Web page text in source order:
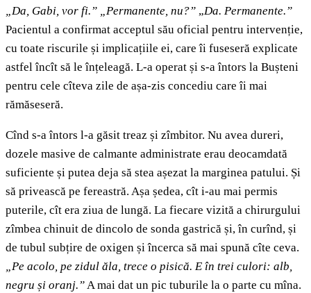
„Da, Gabi, vor fi.” „Permanente, nu?” „Da. Permanente.”
Pacientul a confirmat acceptul său oficial pentru intervenție,
cu toate riscurile și implicațiile ei, care îi fuseseră explicate
astfel încît să le înțeleagă. L-a operat și s-a întors la Bușteni
pentru cele cîteva zile de așa-zis concediu care îi mai
rămăseseră.
Cînd s-a întors l-a găsit treaz și zîmbitor. Nu avea dureri,
dozele masive de calmante administrate erau deocamdată
suficiente și putea deja să stea așezat la marginea patului. Și
să privească pe fereastră. Așa ședea, cît i-au mai permis
puterile, cît era ziua de lungă. La fiecare vizită a chirurgului
zîmbea chinuit de dincolo de sonda gastrică și, în curînd, și
de tubul subțire de oxigen și încerca să mai spună cîte ceva.
„Pe acolo, pe zidul ăla, trece o pisică. E în trei culori: alb,
negru și oranj.”A mai dat un pic tuburile la o parte cu mîna.